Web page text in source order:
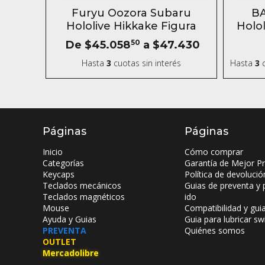
Furyu Oozora Subaru
Hololive Hikkake Figura
De $45.05850 a $47.430
Hasta 3 cuotas sin interés Hasta 3
Páginas
Inicio
Categorías
Keycaps
Teclados mecánicos
Teclados magnéticos
Mouse
Ayuda y Guias
PREVENTA
OUTLET
Mercadolibre
Páginas
Cómo comprar
Garantía de Mejor
Política de
Guias de preventa y
ido
Compatibilidad y
Guia para lubricar
Quiénes somos